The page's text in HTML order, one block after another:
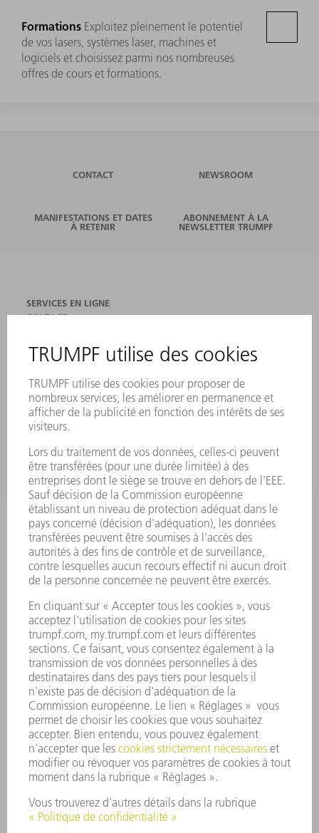
Formations Exploitez pleinement le potentiel
de vos lasers, systèmes laser, machines et
logiciels et choisissez parmi nos nombreuses
offres de cours et formations.
CONTACT NEWSROOM
MANIFESTATIONS ET DATES
À RETENIR
ABONNEMENT À LA
NEWSLETTER TRUMPF
SERVICES EN LIGNE
CONTACT
MANIFESTATIONS ET DATES À RETENIR
INSCRIPTION À LA NEWSLETTER
PRODUITS
MACHINES & SYSTÈMES
LASER
ELECTRONIQUE DE PUISSANCE
OUTILS ÉLECTRIQUES
SMART FACTORY
LOGICIEL
SERVICES
APPLICATIONS
SECTEURS D'ACTIVITÉ
ENTREPRISE
CARRIÈRE
OFFRES D'EMPLOI
PROFIL DE L'ENTREPRISE
CONSEIL D'ADMINISTRATION
RAPPORT ANNUEL
PRINCIPES FONDAMENTAUX DE L'ENTREPRISE
CONFORMITÉ
SYSTÈME D'ALERTE
SÉCURITÉ
COMMUNIQUÉS DE PRESSE
MAGAZINE
DURABILITÉ
ENVIRONNEMENT ET CLIMAT
SOCIAL ET SOCIÉTÉ
GESTION D'ENTREPRISE